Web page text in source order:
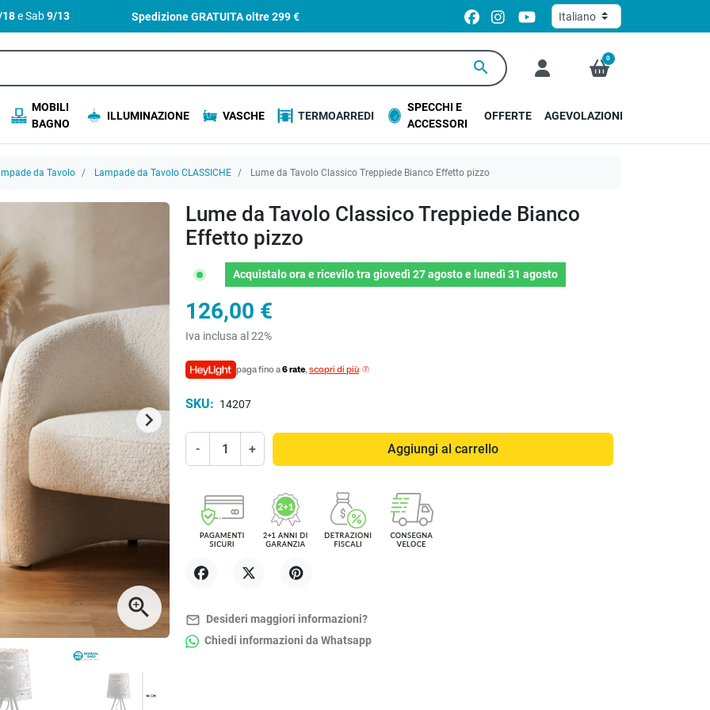
18e Sab9/13 Spedizione GRATUITA oltre299 €
search 0
MOBILI
BAGNO
ILLUMINAZIONE VASCHE TERMOARREDI
SPECCHI E
ACCESSORI
OFFERTE AGEVOLAZIONI
da Tavolo Lampade da Tavolo CLASSICHE Lume da Tavolo Classico Treppiede Bianco Effetto pizzo
Successivo
keyboard_arrow_right
zoom_in
Lume da Tavolo Classico Treppiede Bianco
Effetto pizzo
Acquistalo ora e ricevilotragiovedì 27 agostoe lunedì 31 agosto
126,00 €
Iva inclusa al 22%
paga fino a6 rate, scopri di più
SKU: 14207
- + Aggiungi al carrello
mail_outline Desideri maggiori informazioni?
Chiedi informazioni da Whatsapp